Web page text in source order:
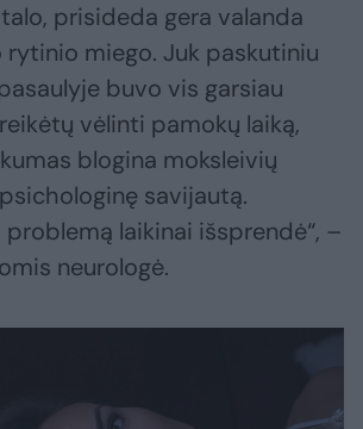
prisideda gera valanda
miego. Juk paskutiniu
buvo vis garsiau
vėlinti pamokų laiką,
blogina moksleivių
savijautą.
problemą laikinai išsprendė“, –
neurologė.